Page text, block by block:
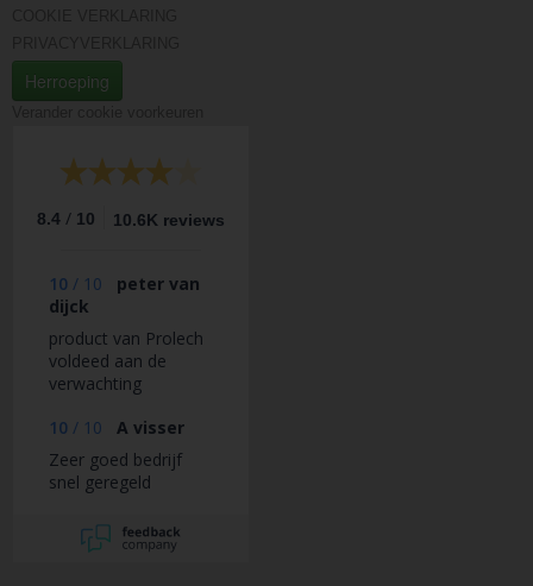
Herroeping
8.4 / 10 10.6K reviews
10 / 10
peter van
dijck
product van Prolech
voldeed aan de
verwachting
10 / 10
A visser
Zeer goed bedrijf
snel geregeld